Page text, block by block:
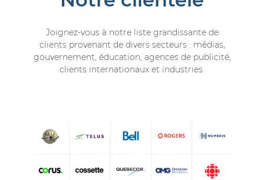
Joignez-vous à notre liste grandissante de
clients provenant de divers secteurs : médias,
gouvernement, éducation, agences de publicité,
clients internationaux et industries.